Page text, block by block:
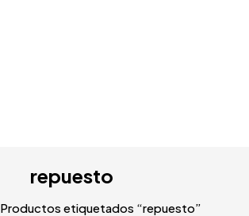
repuesto
Productos etiquetados “repuesto”